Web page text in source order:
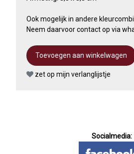
Ook mogelijk in andere
Neem daarvoor contact op via
zet op mijn verlanglijstje
Socialmedia: